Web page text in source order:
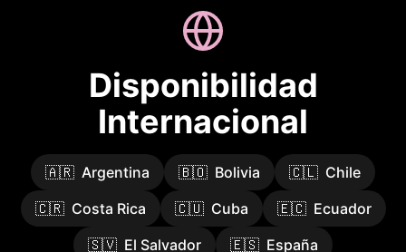
Disponibilidad
Internacional
🇦🇷 Argentina 🇧🇴 Bolivia 🇨🇱 Chile
🇨🇷 Costa Rica 🇨🇺 Cuba 🇪🇨 Ecuador
🇸🇻 El Salvador 🇪🇸 España